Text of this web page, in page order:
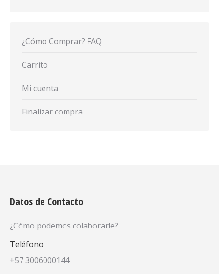
¿Cómo Comprar? FAQ
Carrito
Mi cuenta
Finalizar compra
Datos de Contacto
¿Cómo podemos colaborarle?
Teléfono
+57 3006000144